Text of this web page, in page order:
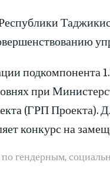
подкомпонента
при
(ГРП Проекта).
конкурс на
гендерным,